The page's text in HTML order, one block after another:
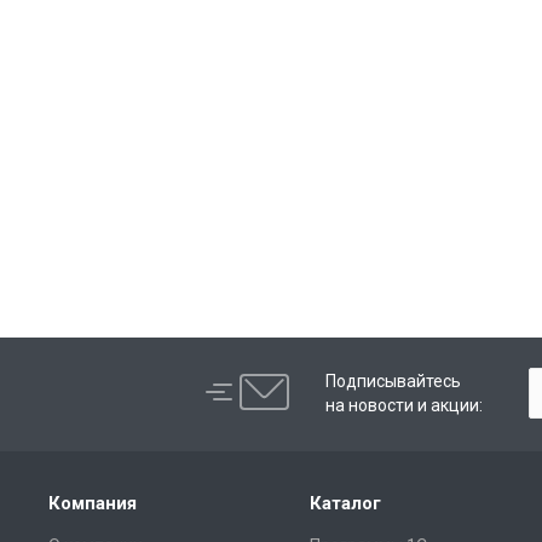
Подписывайтесь
на новости и акции:
Компания Каталог